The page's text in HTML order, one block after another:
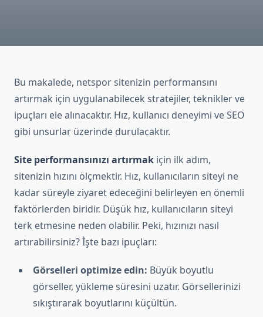
Bu makalede, netspor sitenizin performansını
artırmak için uygulanabilecek stratejiler, teknikler ve
ipuçları ele alınacaktır. Hız, kullanıcı deneyimi ve SEO
gibi unsurlar üzerinde durulacaktır.
Site performansınızı artırmak için ilk adım,
sitenizin hızını ölçmektir. Hız, kullanıcıların siteyi ne
kadar süreyle ziyaret edeceğini belirleyen en önemli
faktörlerden biridir. Düşük hız, kullanıcıların siteyi
terk etmesine neden olabilir. Peki, hızınızı nasıl
artırabilirsiniz? İşte bazı ipuçları:
Görselleri optimize edin: Büyük boyutlu
görseller, yükleme süresini uzatır. Görsellerinizi
sıkıştırarak boyutlarını küçültün.